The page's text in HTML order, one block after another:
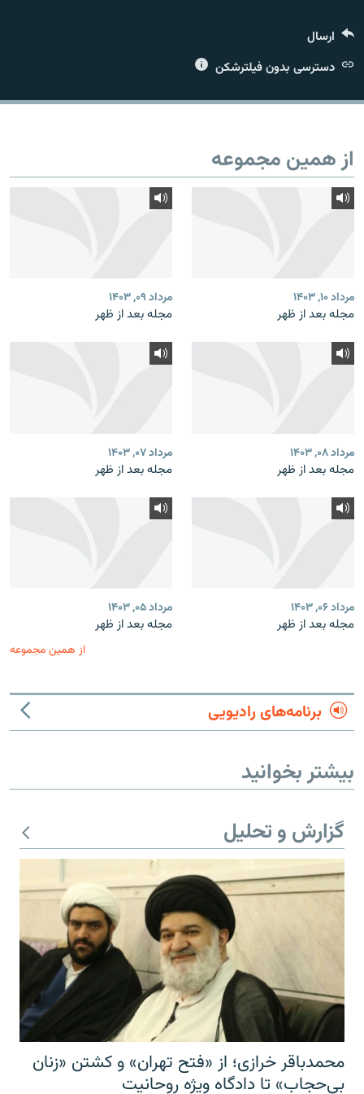
زبان‌های دیگر
ارسال
دسترسی بدون فیلترشکن
از همین مجموعه
مرداد ۱۰, ۱۴۰۳
مجله بعد از ظهر
مرداد ۰۹, ۱۴۰۳
مجله بعد از ظهر
مرداد ۰۸, ۱۴۰۳
مجله بعد از ظهر
مرداد ۰۷, ۱۴۰۳
مجله بعد از ظهر
مرداد ۰۶, ۱۴۰۳
مجله بعد از ظهر
مرداد ۰۵, ۱۴۰۳
مجله بعد از ظهر
از همین مجموعه
برنامه‌های رادیویی
بیشتر بخوانید
گزارش و تحلیل
محمدباقر خرازی؛ از «فتح تهران» و کشتن «زنان
بی‌حجاب» تا دادگاه ویژه روحانیت